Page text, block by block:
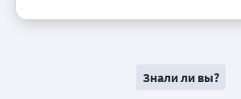
Знали ли вы?